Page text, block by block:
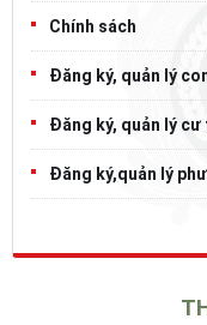
Chính sách
Đăng ký, quản lý
Đăng ký, quản lý cư
Đăng ký,quản lý